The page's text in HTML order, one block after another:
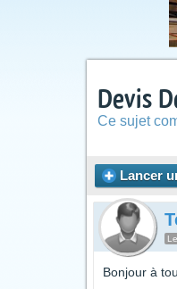
Devis
Ce sujet
Lancer
Bonjour à